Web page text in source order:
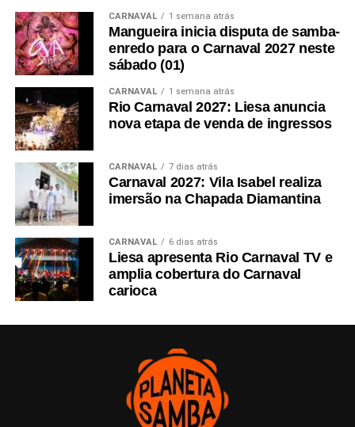
CARNAVAL 1 semana atrás
Mangueira inicia disputa de samba-
enredo para o Carnaval 2027 neste
sábado (01)
CARNAVAL 1 semana atrás
Rio Carnaval 2027: Liesa anuncia
nova etapa de venda de ingressos
CARNAVAL 7 dias atrás
Carnaval 2027: Vila Isabel realiza
imersão na Chapada Diamantina
CARNAVAL 6 dias atrás
Liesa apresenta Rio Carnaval TV e
amplia cobertura do Carnaval
carioca